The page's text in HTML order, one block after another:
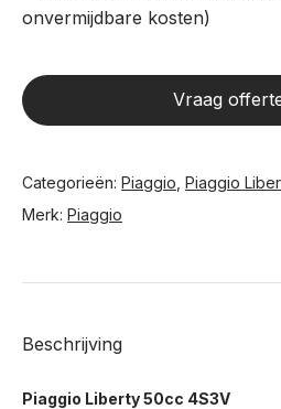
onvermijdbare kosten)
Vraag
Categorieën: Piaggio Piaggio
Merk: Piaggio
Beschrijving
Piaggio Liberty 50cc 4S3V